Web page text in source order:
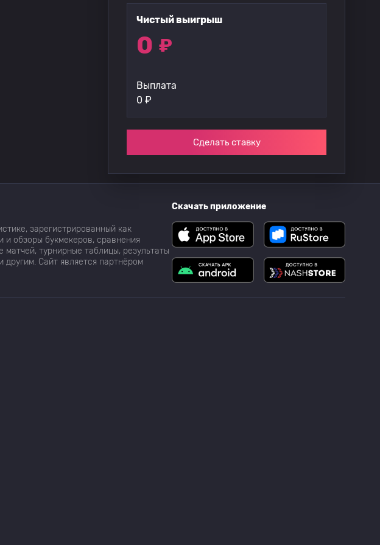
Чистый выигрыш
0 ₽
Выплата
0 ₽
Сделать ставку
зарегистрированный как
обзоры букмекеров, сравнения
турнирные таблицы, результаты
Сайт является партнёром
Скачать приложение